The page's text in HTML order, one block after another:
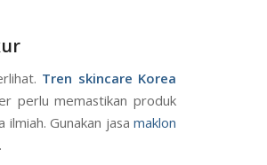
Tren skincare Korea
perlu memastikan produk
Gunakan jasa maklon